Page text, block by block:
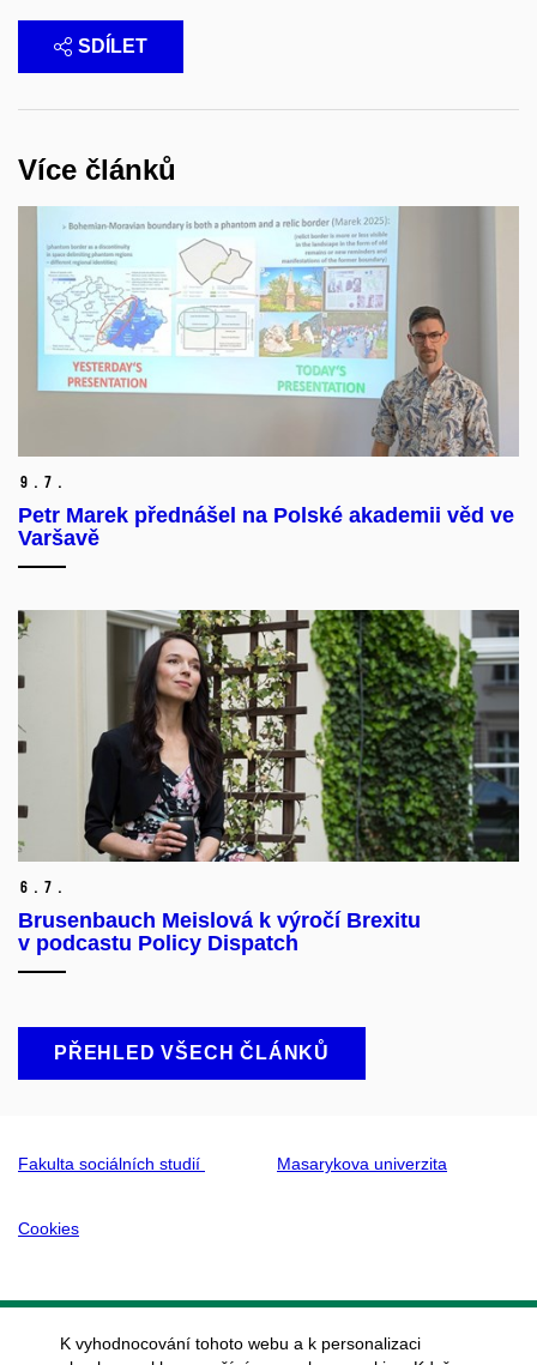
SDÍLET
Více článků
9. 7.
Petr Marek přednášel na Polské akademii věd ve
Varšavě
6. 7.
Brusenbauch Meislová k výročí Brexitu
v podcastu Policy Dispatch
PŘEHLED VŠECH ČLÁNKŮ
Fakulta sociálních studií Masarykova univerzita
Cookies
K vyhodnocování tohoto webu a k personalizaci